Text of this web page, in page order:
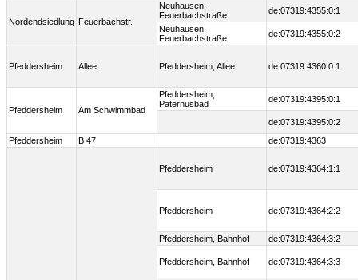
Nordendsiedlung Feuerbachstr.
Neuhausen,
Feuerbachstraße
de:07319:4355:0:1
Neuhausen,
Feuerbachstraße
de:07319:4355:0:2
Pfeddersheim Allee Pfeddersheim, Allee de:07319:4360:0:1
Pfeddersheim Am Schwimmbad
Pfeddersheim,
Paternusbad
de:07319:4395:0:1
de:07319:4395:0:2
Pfeddersheim
B 47 de:07319:4363
Pfeddersheim de:07319:4364:1:1
Pfeddersheim de:07319:4364:2:2
Pfeddersheim, Bahnhof de:07319:4364:3:2
Pfeddersheim, Bahnhof de:07319:4364:3:3